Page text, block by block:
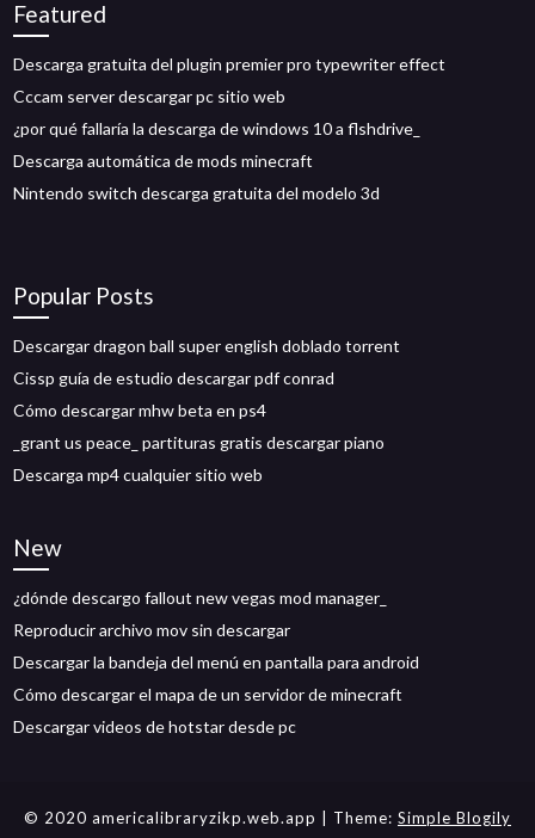
Featured
Descarga gratuita del plugin premier pro typewriter effect
Cccam server descargar pc sitio web
¿por qué fallaría la descarga de windows 10 a flshdrive_
Descarga automática de mods minecraft
Nintendo switch descarga gratuita del modelo 3d
Popular Posts
Descargar dragon ball super english doblado torrent
Cissp guía de estudio descargar pdf conrad
Cómo descargar mhw beta en ps4
_grant us peace_ partituras gratis descargar piano
Descarga mp4 cualquier sitio web
New
¿dónde descargo fallout new vegas mod manager_
Reproducir archivo mov sin descargar
Descargar la bandeja del menú en pantalla para android
Cómo descargar el mapa de un servidor de minecraft
Descargar videos de hotstar desde pc
© 2020 americalibraryzikp.web.app | Theme: Simple Blogily